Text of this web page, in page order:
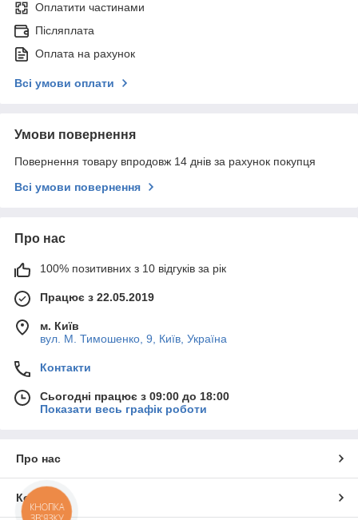
Оплатити частинами
Післяплата
Оплата на рахунок
Всі умови оплати
Умови повернення
Повернення товару впродовж 14 днів за рахунок покупця
Всі умови повернення
Про нас
100% позитивних з 10 відгуків за рік
Працює з 22.05.2019
м. Київ
вул. М. Тимошенко, 9, Київ, Україна
Контакти
Сьогодні працює з 09:00 до 18:00
Показати весь графік роботи
Про нас
Контакти
КНОПКА